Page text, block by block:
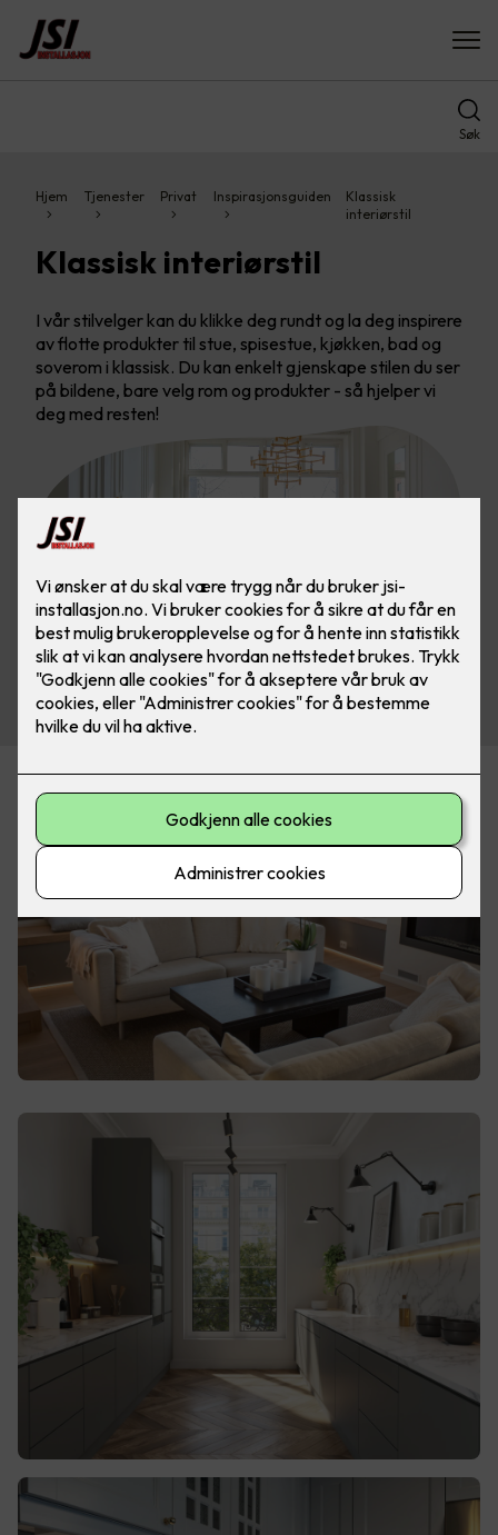
Søk
Hjem Tjenester Privat Inspirasjonsguiden
Klassisk
interiørstil
Klassisk interiørstil
I vår stilvelger kan du klikke deg rundt og la deg inspirere
av flotte produkter til stue, spisestue, kjøkken, bad og
soverom i klassisk. Du kan enkelt gjenskape stilen du ser
på bildene, bare velg rom og produkter - så hjelper vi
deg med resten!